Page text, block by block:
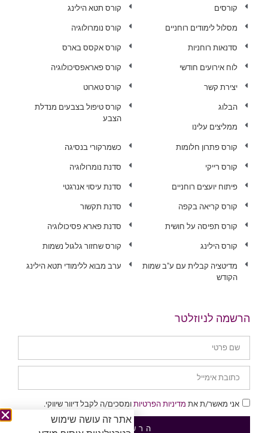
קורסים
מסלול לימודים רוחניים
סדנאות רוחניות
לוח אירועים חודשי
יצירת קשר
הבלוג
ממליצים עלינו
קורס תטא הילינג
קורס נומרולוגיה
קורס אקסס בארס
קורס פאראפסיכולוגיה
קורס טארוט
קורס טיפול בצבעים מנדלת
הצבע
קורס פתרון חלומות
קורס רייקי
פיתוח יועצים רוחניים
קורס קריאה בקפה
קורס תפיסה על חושית
קורס הילינג
מדיטציה קבלית עם ע"ב שמות
הקודש
כשמרקורי בנסיגה
סדנת נומרולוגיה
סדנת עיסוי אנרגטי
סדנת תקשור
סדנת פארא פסיכולוגיה
קורס שחזור גלגול נשמות
ערב מבוא ללימודי תטא הילינג
הרשמה לניוזלטר
אני מאשר/ת את מדיניות הפרטיות ומסכים/ה לקבל דיוור שיווקי.
הרשמה
אתר זה עושה שימוש